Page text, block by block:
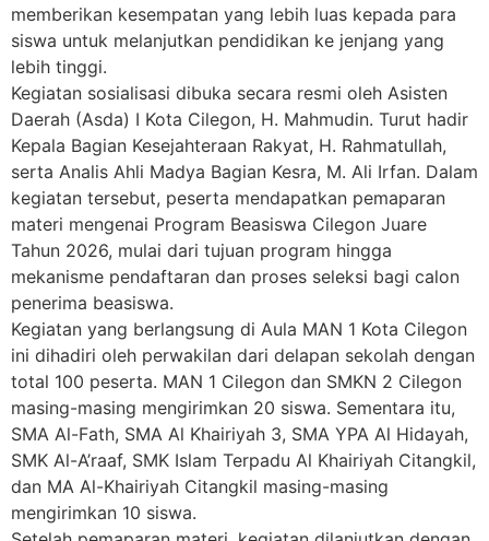
memberikan kesempatan yang lebih luas kepada para
siswa untuk melanjutkan pendidikan ke jenjang yang
lebih tinggi.
Kegiatan sosialisasi dibuka secara resmi oleh Asisten
Daerah (Asda) I Kota Cilegon, H. Mahmudin. Turut hadir
Kepala Bagian Kesejahteraan Rakyat, H. Rahmatullah,
serta Analis Ahli Madya Bagian Kesra, M. Ali Irfan. Dalam
kegiatan tersebut, peserta mendapatkan pemaparan
materi mengenai Program Beasiswa Cilegon Juare
Tahun 2026, mulai dari tujuan program hingga
mekanisme pendaftaran dan proses seleksi bagi calon
penerima beasiswa.
Kegiatan yang berlangsung di Aula MAN 1 Kota Cilegon
ini dihadiri oleh perwakilan dari delapan sekolah dengan
total 100 peserta. MAN 1 Cilegon dan SMKN 2 Cilegon
masing-masing mengirimkan 20 siswa. Sementara itu,
SMA Al-Fath, SMA Al Khairiyah 3, SMA YPA Al Hidayah,
SMK Al-A’raaf, SMK Islam Terpadu Al Khairiyah Citangkil,
dan MA Al-Khairiyah Citangkil masing-masing
mengirimkan 10 siswa.